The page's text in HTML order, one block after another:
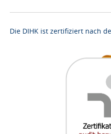
Die DIHK ist zertifiziert nach